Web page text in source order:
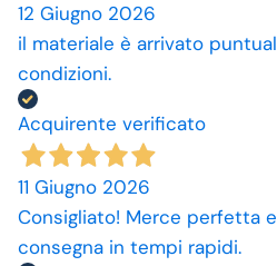
12 Giugno 2026
il materiale è arrivato
condizioni.
Acquirente verificato
11 Giugno 2026
Consigliato! Merce perfetta
consegna in tempi rapidi.